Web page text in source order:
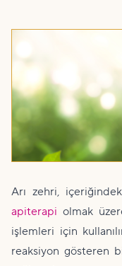
Arı zehri,
apiterapi olmak
işlemleri için
reaksiyon gösteren